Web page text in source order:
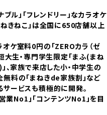
ブル」「フレンドリー」なカラオケ
ねきねこ」は全国に650店舗以上
ケ室料0円の「ZEROカラ（ゼ
短大生・専門学生限定「まふ(まね
、家族で来店した小・中学生の
料の「まねきde家族割」など
ービスも積極的に開発。
業No1」「コンテンツNo1」を目